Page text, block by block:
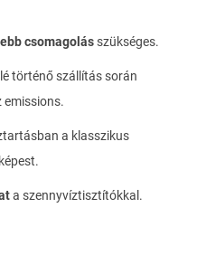
csomagolásszükséges.
történő szállítás során
emissions.
a klasszikus
a szennyvíztisztítókkal.